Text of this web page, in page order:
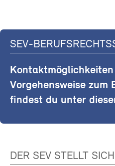
SEV-
Vorgehensweise zum
findest du unter
DER SEV STELLT